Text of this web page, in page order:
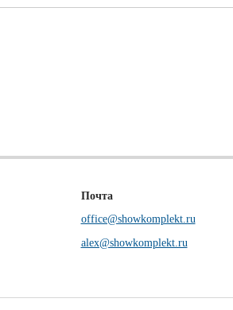
Почта
office@showkomplekt.ru
alex@showkomplekt.ru